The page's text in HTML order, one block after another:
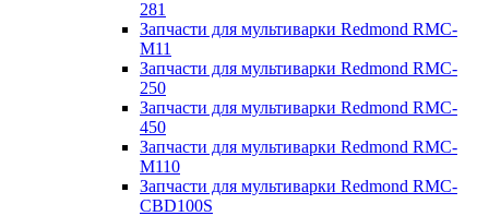
281
Запчасти для мультиварки Redmond RMC-
M11
Запчасти для мультиварки Redmond RMC-
250
Запчасти для мультиварки Redmond RMC-
450
Запчасти для мультиварки Redmond RMC-
M110
Запчасти для мультиварки Redmond RMC-
CBD100S